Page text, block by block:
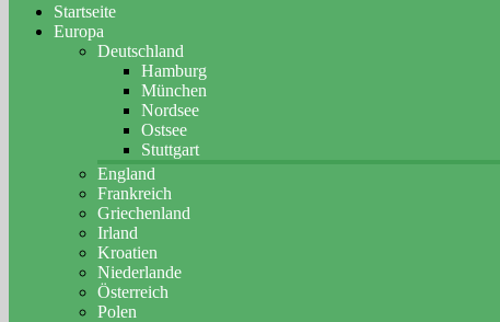
Startseite
Europa
Deutschland
Hamburg
München
Nordsee
Ostsee
Stuttgart
England
Frankreich
Griechenland
Irland
Kroatien
Niederlande
Österreich
Polen